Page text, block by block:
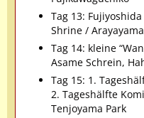
Tag 13:
Shrine /
Tag 14: kleine
Asame Schrein,
Tag 15: 1.
2. Tageshälfte
Tenjoyama Park